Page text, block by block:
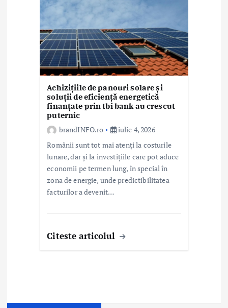
Achizițiile de panouri solare și
soluții de eficiență energetică
finanțate prin tbi bank au crescut
puternic
brandINFO.ro
iulie 4, 2026
Românii sunt tot mai atenți la costurile
lunare, dar și la investițiile care pot aduce
economii pe termen lung, în special în
zona de energie, unde predictibilitatea
facturilor a devenit…
Citeste articolul